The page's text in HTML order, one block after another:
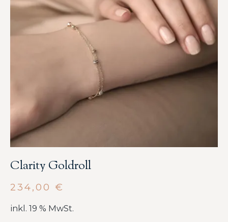
Clarity Goldroll
234,00 €
inkl. 19 % MwSt.